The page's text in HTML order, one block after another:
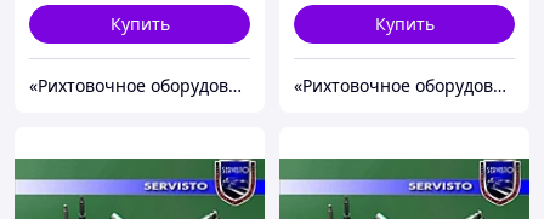
Купить
«Рихтовочное оборудование»
Купить
«Рихтовочное оборудование»